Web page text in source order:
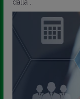
dalla ..